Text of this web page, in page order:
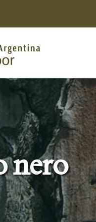
nero